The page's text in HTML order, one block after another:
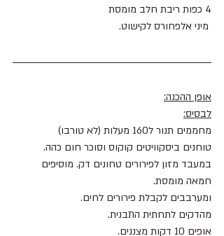
4 כפות ריבת חלב מומסת
אופן ההכנה:
לבסיס:
מחממים תנור ל160 מעלות (לא טורבו)
טוחנים ביסקוויטים קוקוס וסוכר חום כהה.
במעבד מזון לפירורים טחונים דק. מוסיפים
חמאה מומסת.
ומערבבים לקבלת פירורים לחים.
מהדקים לתחתית התבנית.
אופים 10 דקות מצננים.